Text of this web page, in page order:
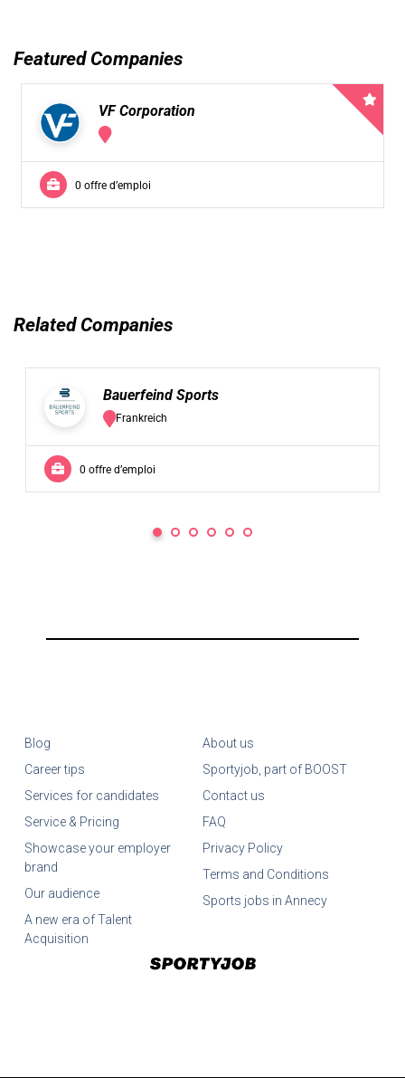
Featured Companies
VF Corporation
0 offre d’emploi
Related Companies
Bauerfeind Sports
Frankreich
0 offre d’emploi
Blog
Career tips
Services for candidates
Service & Pricing
Showcase your employer
brand
Our audience
A new era of Talent
Acquisition
About us
Sportyjob, part of BOOST
Contact us
FAQ
Privacy Policy
Terms and Conditions
Sports jobs in Annecy